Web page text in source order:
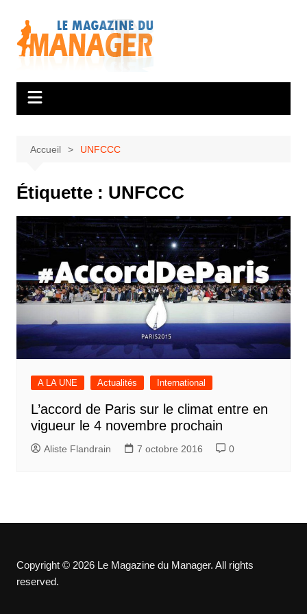
contenu
Accueil UNFCCC
Étiquette : UNFCCC
A LA UNE Actualités International
L’accord de Paris sur le climat entre en
vigueur le 4 novembre prochain
Aliste Flandrain 7 octobre 2016 0
Copyright © 2026 Le Magazine du Manager. All rights
reserved.